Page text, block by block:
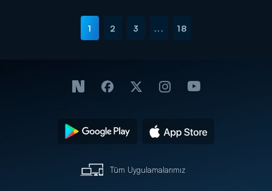
1 2 3 ... 18
Tüm Uygulamalarımız